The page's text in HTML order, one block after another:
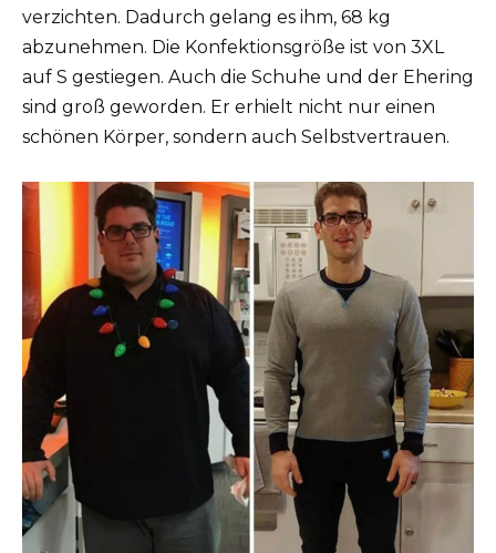
verzichten. Dadurch gelang es ihm, 68 kg
abzunehmen. Die Konfektionsgröße ist von 3XL
auf S gestiegen. Auch die Schuhe und der Ehering
sind groß geworden. Er erhielt nicht nur einen
schönen Körper, sondern auch Selbstvertrauen.